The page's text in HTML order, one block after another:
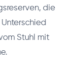
die
Stuhl mit